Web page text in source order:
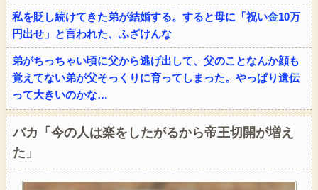
私を貶し続けてきた弟が結婚する。すると母に「祝い金10万
円出せ」と言われた、ふざけんな
弟がちっちゃい頃に父から逃げ出して、父のことなんか顔も
覚えてない弟が父そっくりに育ってしまった。やっぱり遺伝
って大きいのかな…
バカ「今の人は楽をしたがるから帝王切開が増え
た」